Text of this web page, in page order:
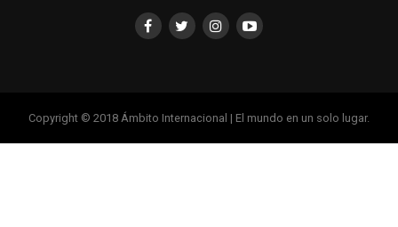
Copyright © 2018 Ámbito Internacional | El mundo en un solo lugar.